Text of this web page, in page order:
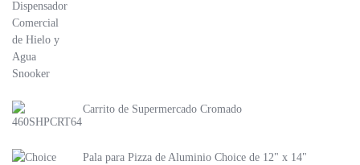
Carrito de Supermercado Cromado
Pala para Pizza de Aluminio Choice de 12" x 14"